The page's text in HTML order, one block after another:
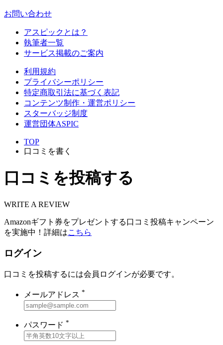
お問い合わせ
アスピックとは？
執筆者一覧
サービス掲載のご案内
利用規約
プライバシーポリシー
特定商取引法に基づく表記
コンテンツ制作・運営ポリシー
スターバッジ制度
運営団体ASPIC
TOP
口コミを書く
口コミを投稿する
WRITE A REVIEW
Amazonギフト券をプレゼントする口コミ投稿キャンペーン
を実施中！詳細はこちら
ログイン
口コミを投稿するには会員ログインが必要です。
メールアドレス *
パスワード *